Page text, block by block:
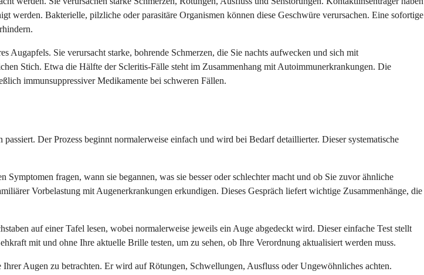
werden. Bakterielle, pilzliche oder parasitäre Organismen können diese Geschwüre verursachen. Eine sofortige
Sie verursacht starke, bohrende Schmerzen, die Sie nachts aufwecken und sich mit
Stich. Etwa die Hälfte der Scleritis-Fälle steht im Zusammenhang mit Autoimmunerkrankungen. Die
immunsuppressiver Medikamente bei schweren Fällen.
Der Prozess beginnt normalerweise einfach und wird bei Bedarf detaillierter. Dieser systematische
fragen, wann sie begannen, was sie besser oder schlechter macht und ob Sie zuvor ähnliche
Vorbelastung mit Augenerkrankungen erkundigen. Dieses Gespräch liefert wichtige Zusammenhänge, die
auf einer Tafel lesen, wobei normalerweise jeweils ein Auge abgedeckt wird. Dieser einfache Test stellt
mit und ohne Ihre aktuelle Brille testen, um zu sehen, ob Ihre Verordnung aktualisiert werden muss.
Augen zu betrachten. Er wird auf Rötungen, Schwellungen, Ausfluss oder Ungewöhnliches achten.